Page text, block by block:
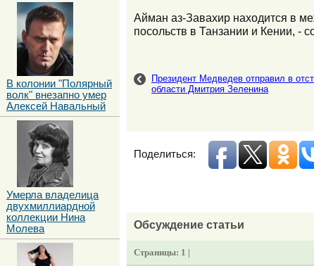
Айман аз-Завахир находится в
посольств в Танзании и Кении, -
Президент Медведев отправил в
области Дмитрия Зеленина
Поделиться:
Обсуждение статьи
Страницы: 1 |
В колонии "Полярный
волк" внезапно умер
Алексей Навальный
Умерла владелица
двухмиллиардной
коллекции Нина
Молева